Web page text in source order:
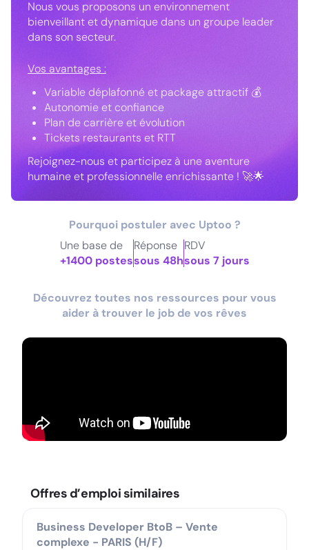
Nous vous proposons un environnement
bienveillant et dynamique dans un groupe leader
dans son secteur.
Vos avantages :
Variable déplafonné et package attractif 💰
Autonomie et confiance
Plan de carrière et évolution
Tickets restaurants et RTT
Rejoignez-nous et participez à une aventure
humaine et professionnelle enrichissante ! 🚀🌟
Pourquoi postuler avec Uptoo ?
Une base de
+1400 postes
Réponse
sous 48h
RDV
sous 7 jours
Découvrez toutes nos ressources pour vous
aider à trouver le job de vos rêves
Offres d’emploi similaires
Business Developer BtoB – Vente
complexe - PARIS (H/F)